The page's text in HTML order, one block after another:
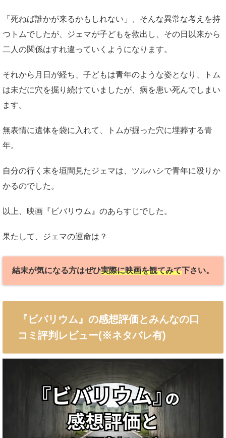
「死ねば誰かが来るかもしれない」、そんな異常な考えを持
つトムでしたが、ジェマが子どもを救出し、その日以来から
二人の関係はすれ違っていくようになります。
それから月日が経ち、子どもは青年のような姿となり、トム
は未だに穴を掘り続けていましたが、病を患い死んでしまい
ます。
無表情に遺体を袋に入れて、トムが掘った穴に埋葬する青
年。
自分の行く末を垣間見たジェマは、ツルハシで青年に殴りか
かるのでした。
以上、映画『ビバリウム』のあらすじでした。
果たして、ジェマの運命は？
結末が気になる方はぜひ実際に映画を観てみて下さい。
『ビバリウム』の感想評価とみんなの口
コミ評判レビュー(※ネタバレ有)